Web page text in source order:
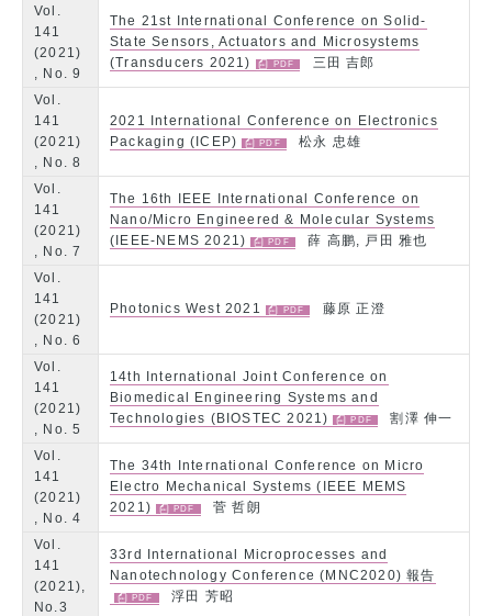
Vol.
141
(2021)
, No. 9
The 21st International Conference on Solid-
State Sensors, Actuators and Microsystems
(Transducers 2021)
三田 吉郎
Vol.
141
(2021)
, No. 8
2021 International Conference on Electronics
Packaging (ICEP)
松永 忠雄
Vol.
141
(2021)
, No. 7
The 16th IEEE International Conference on
Nano/Micro Engineered & Molecular Systems
(IEEE-NEMS 2021)
薛 高鹏, 戸田 雅也
Vol.
141
(2021)
, No. 6
Photonics West 2021 藤原 正澄
Vol.
141
(2021)
, No. 5
14th International Joint Conference on
Biomedical Engineering Systems and
Technologies (BIOSTEC 2021)
割澤 伸一
Vol.
141
(2021)
, No. 4
The 34th International Conference on Micro
Electro Mechanical Systems (IEEE MEMS
2021)
菅 哲朗
Vol.
141
(2021),
No.3
33rd International Microprocesses and
Nanotechnology Conference (MNC2020) 報告
浮田 芳昭